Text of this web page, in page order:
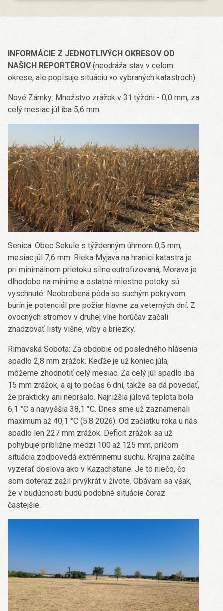
INFORMÁCIE Z JEDNOTLIVÝCH OKRESOV OD
NAŠICH REPORTÉROV(neodráža stav v celom
okrese, ale popisuje situáciu vo vybraných katastroch):
Nové Zámky: Množstvo zrážok v 31.týždni - 0,0 mm, za
celý mesiac júl iba 5,6 mm.
Senica: Obec Sekule s týždenným úhrnom 0,5 mm,
mesiac júl 7,6 mm. Rieka Myjava na hranici katastra je
pri minimálnom prietoku silne eutrofizovaná, Morava je
dlhodobo na minime a ostatné miestne potoky sú
vyschnuté. Neobrobená pôda so suchým pokryvom
burín je potenciál pre požiar hlavne za veterných dní. Z
ovocných stromov v druhej vlne horúčav začali
zhadzovať listy višne, vŕby a briezky.
Rimavská Sobota: Za obdobie od posledného hlásenia
spadlo 2,8 mm zrážok. Keďže je už koniec júla,
môžeme zhodnotiť celý mesiac. Za celý júl spadlo iba
15 mm zrážok, a aj to počas 6 dní, takže sa dá povedať,
že prakticky ani nepršalo. Najnižšia júlová teplota bola
6,1 °C a najvyššia 38,1 °C. Dnes sme už zaznamenali
maximum až 40,1 °C (5.8 2026). Od začiatku roka u nás
spadlo len 227 mm zrážok. Deficit zrážok sa už
pohybuje približne medzi 100 až 125 mm, pričom
situácia zodpovedá extrémnemu suchu. Krajina začína
vyzerať doslova ako v Kazachstane. Je to niečo, čo
som doteraz zažil prvýkrát v živote. Obávam sa však,
že v budúcnosti budú podobné situácie čoraz
častejšie.